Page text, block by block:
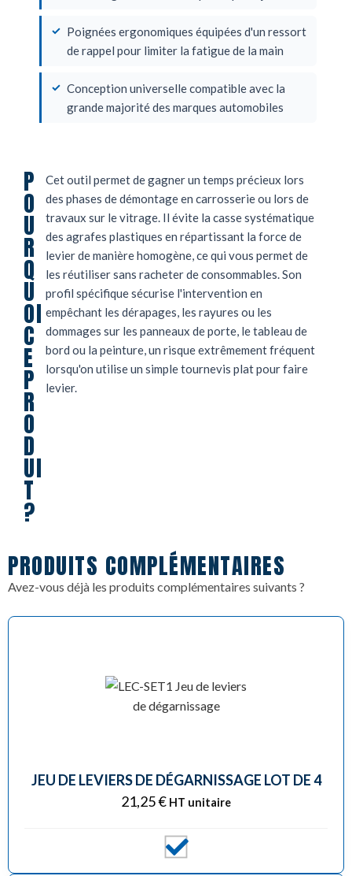
Poignées ergonomiques équipées d'un ressort
de rappel pour limiter la fatigue de la main
Conception universelle compatible avec la
grande majorité des marques automobiles
P
O
U
R
Q
U
OI
C
E
P
R
O
D
UI
T
?
Cet outil permet de gagner un temps précieux lors
des phases de démontage en carrosserie ou lors de
travaux sur le vitrage. Il évite la casse systématique
des agrafes plastiques en répartissant la force de
levier de manière homogène, ce qui vous permet de
les réutiliser sans racheter de consommables. Son
profil spécifique sécurise l'intervention en
empêchant les dérapages, les rayures ou les
dommages sur les panneaux de porte, le tableau de
bord ou la peinture, un risque extrêmement fréquent
lorsqu'on utilise un simple tournevis plat pour faire
levier.
PRODUITS COMPLÉMENTAIRES
Avez-vous déjà les produits complémentaires suivants ?
JEU DE LEVIERS DE DÉGARNISSAGE LOT DE 4
21,25€ HT unitaire